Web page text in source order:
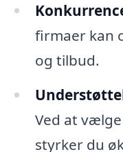
firmaer kan
og tilbud.
Ved at
styrker du